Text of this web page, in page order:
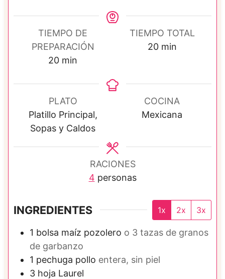
TIEMPO DE
PREPARACIÓN
20m
n
u
t
o
min
TIEMPO TOTAL
20m
u
t
o
min
PLATO
Platillo Principal,
Sopas y Caldos
COCINA
Mexicana
RACIONES
4 personas
INGREDIENTES 1x 2x 3x
1 bolsa maíz pozolero o 3 tazas de granos
de garbanzo
1 pechuga pollo entera, sin piel
3 hoja Laurel